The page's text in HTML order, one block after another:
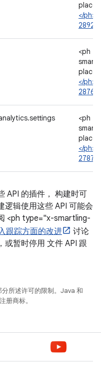
</ph>
<ph
</ph>
<ph
</ph>
API 的插件， 构建时可
逻辑使用这些 API 可能会
<ph type="x-smartling-
跟踪方面的改进
讨论
或暂时停用 文件 API 跟
分所述许可的限制。Java 和
册商标。